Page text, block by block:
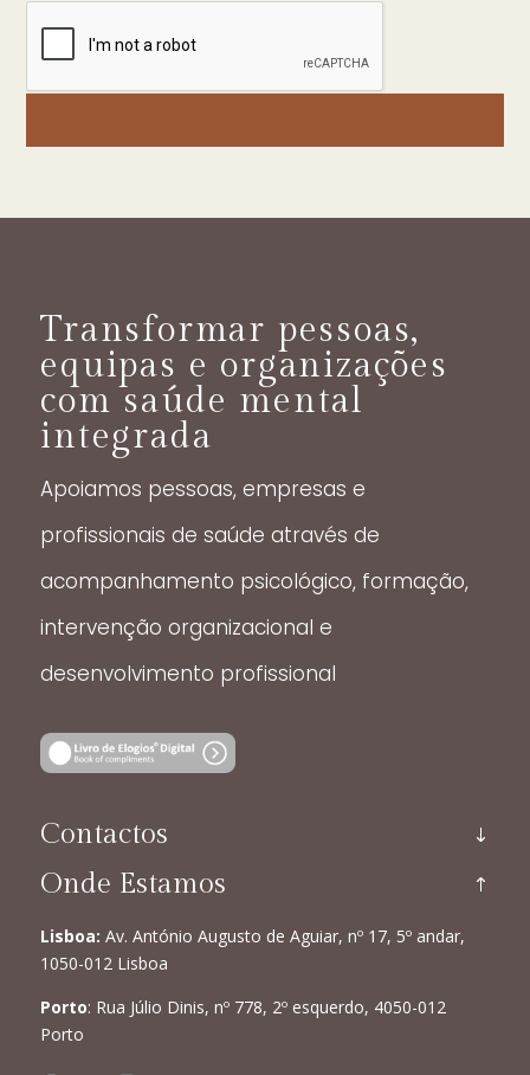
Transformar pessoas,
equipas e organizações
com saúde mental
integrada
Apoiamos pessoas, empresas e
profissionais de saúde através de
acompanhamento psicológico, formação,
intervenção organizacional e
desenvolvimento profissional
Contactos
Onde Estamos
Lisboa: Av. António Augusto de Aguiar, nº 17, 5º andar,
1050-012 Lisboa
Porto: Rua Júlio Dinis, nº 778, 2º esquerdo, 4050-012
Porto